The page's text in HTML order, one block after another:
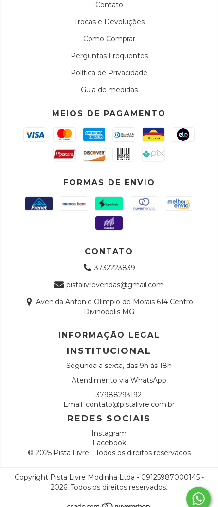
Contato
Trocas e Devoluções
Como Comprar
Perguntas Frequentes
Política de Privacidade
Guia de medidas
MEIOS DE PAGAMENTO
FORMAS DE ENVIO
CONTATO
3732223839
pistalivrevendas@gmail.com
Avenida Antonio Olimpio de Morais 614 Centro
Divinopolis MG
INFORMAÇÃO LEGAL
INSTITUCIONAL
Segunda a sexta, das 9h às 18h
Atendimento via WhatsApp
37988293192
Email: contato@pistalivre.com.br
REDES SOCIAIS
Instagram
Facebook
© 2025 Pista Livre - Todos os direitos reservados
Copyright Pista Livre Modinha Ltda - 09125987000145 -
2026. Todos os direitos reservados.